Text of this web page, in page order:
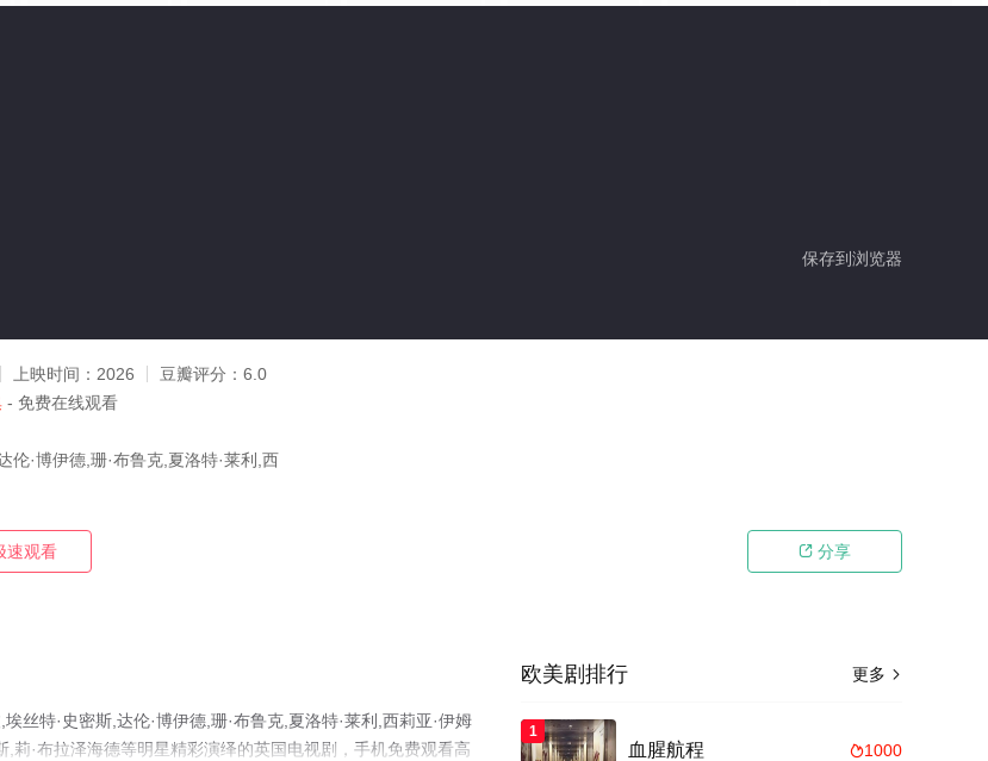
保存到浏览器
上映时间： 2026 豆瓣评分： 6.0
- 免费在线观看
伦·博伊德,珊·布鲁克,夏洛特·莱利,西
速观看  分享
丝特·史密斯,达伦·博伊德,珊·布鲁克,夏洛特·莱利,西莉亚·伊姆
,莉·布拉泽海德等明星精彩演绎的英国电视剧，手机免费观看高
更多 
欧美剧排行
1
1000
血腥航程